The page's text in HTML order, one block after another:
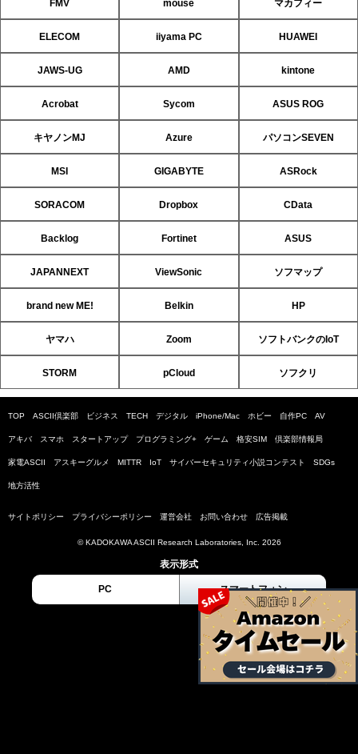
FMV mouse マカフィー
ELECOM iiyama PC HUAWEI
JAWS-UG AMD kintone
Acrobat Sycom ASUS ROG
キヤノンMJ Azure パソコンSEVEN
MSI GIGABYTE ASRock
SORACOM Dropbox CData
Backlog Fortinet ASUS
JAPANNEXT ViewSonic ソフマップ
brand new ME! Belkin HP
ヤマハ Zoom ソフトバンクのIoT
STORM pCloud ソフクリ
TOP ASCII倶楽部 ビジネス TECH デジタル iPhone/Mac ホビー 自作PC AV
アキバ スマホ スタートアップ プログラミング+ ゲーム 格安SIM 倶楽部情報局
家電ASCII アスキーグルメ MITTR IoT サイバーセキュリティ小説コンテスト SDGs
地方活性
サイトポリシー プライバシーポリシー 運営会社 お問い合わせ 広告掲載
© KADOKAWA ASCII Research Laboratories, Inc. 2026
表示形式
PC スマートフォン